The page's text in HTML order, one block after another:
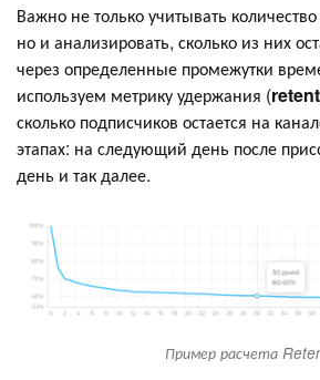
Важно не только учитывать
но и анализировать, сколько из них
через определенные промежутки
используем метрику удержания (
сколько подписчиков остается на
этапах: на следующий день после
день и так далее.
Пример расчета